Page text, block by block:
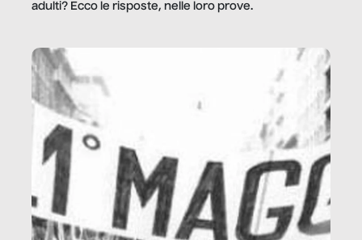
adulti? Ecco le risposte, nelle loro prove.